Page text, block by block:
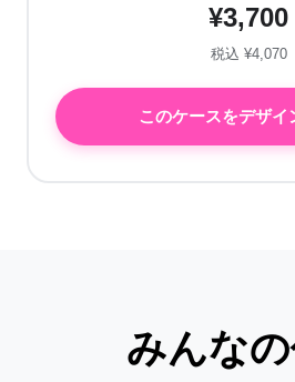
¥3,700
税込 ¥4,070
このケースをデザイ
みんな